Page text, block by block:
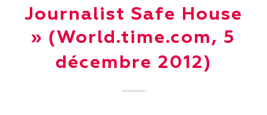
Journalist Safe House
» (World.time.com, 5
décembre 2012)